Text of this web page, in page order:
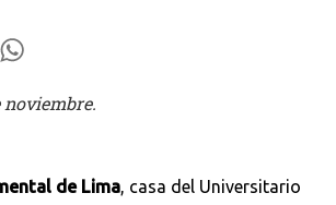
Email
de Lima, casa del Universitario